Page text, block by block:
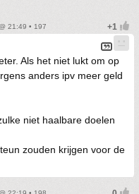
21:49 • 197
Als het niet lukt om op
anders ipv meer geld
niet haalbare doelen
zouden krijgen voor de